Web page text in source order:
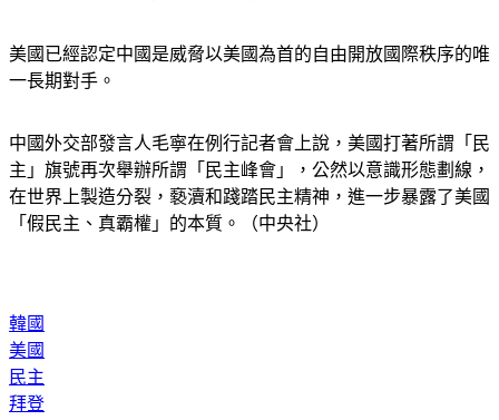
美國已經認定中國是威脅以美國為首的自由開放國際秩序的唯
一長期對手。
中國外交部發言人毛寧在例行記者會上說，美國打著所謂「民
主」旗號再次舉辦所謂「民主峰會」，公然以意識形態劃線，
在世界上製造分裂，褻瀆和踐踏民主精神，進一步暴露了美國
「假民主、真霸權」的本質。（中央社）
韓國
美國
民主
拜登